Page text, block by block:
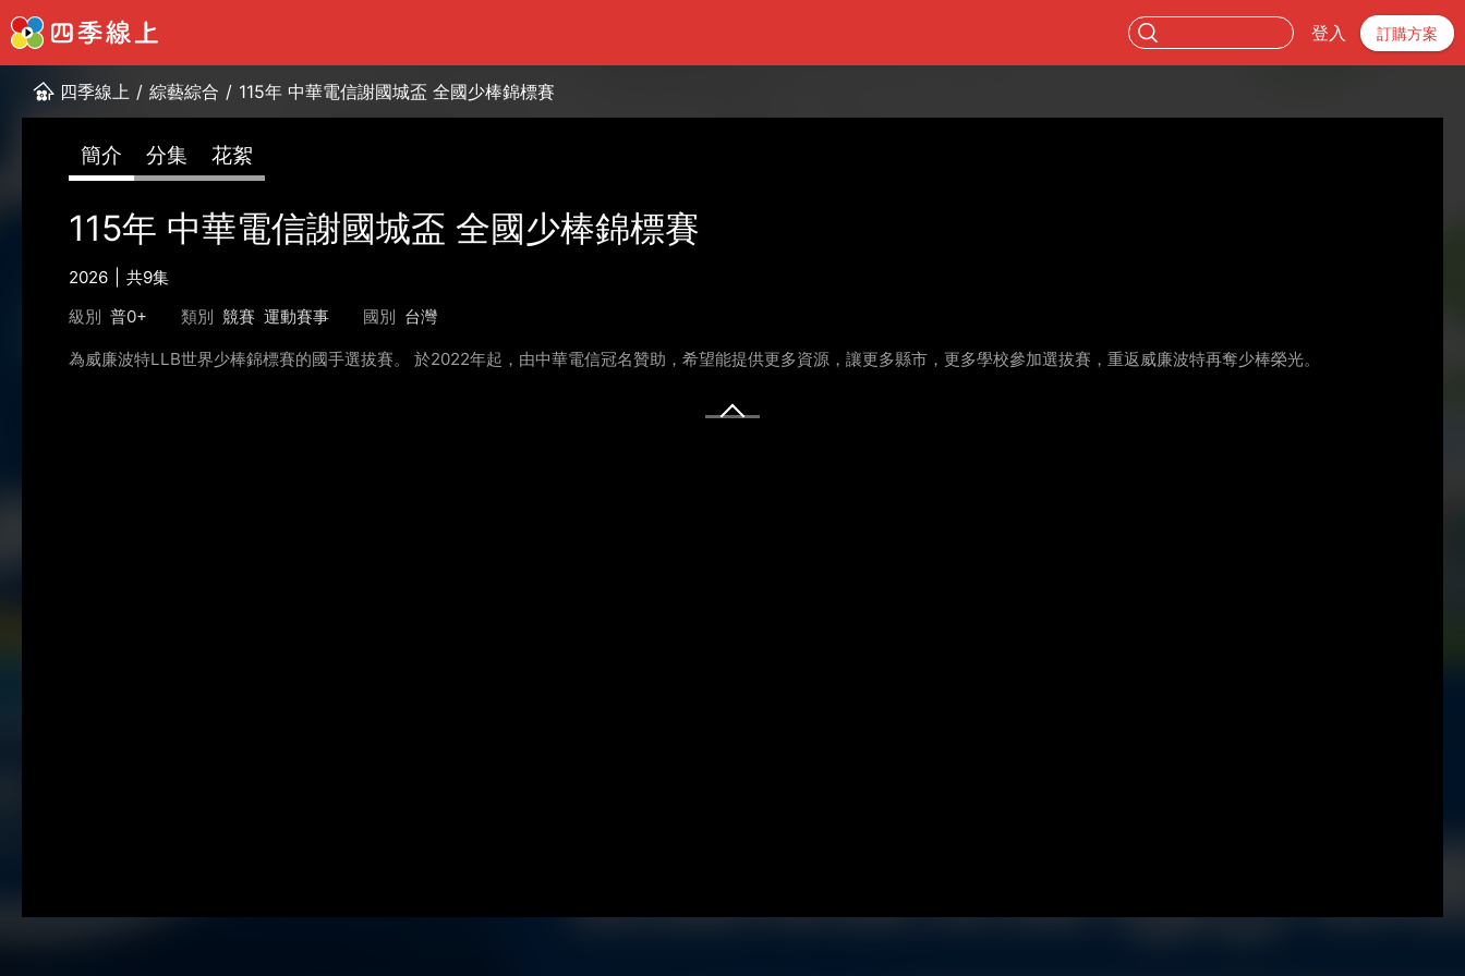
登入 訂購方案
四季線上 / 綜藝綜合 / 115年 中華電信謝國城盃 全國少棒錦標賽
簡介 分集 花絮
115年 中華電信謝國城盃 全國少棒錦標賽
2026
共9集
級別 普0+ 類別 競賽 運動賽事 國別 台灣
為威廉波特LLB世界少棒錦標賽的國手選拔賽。 於2022年起，由中華電信冠名贊助，希望能提供更多資源，讓更多縣市，更多學校參加選拔賽，重返威廉波特再奪少棒榮光。